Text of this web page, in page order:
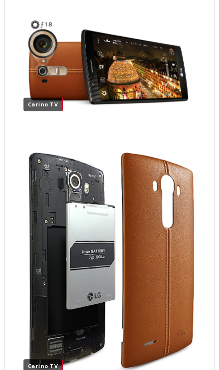
Carino TV
Carino TV